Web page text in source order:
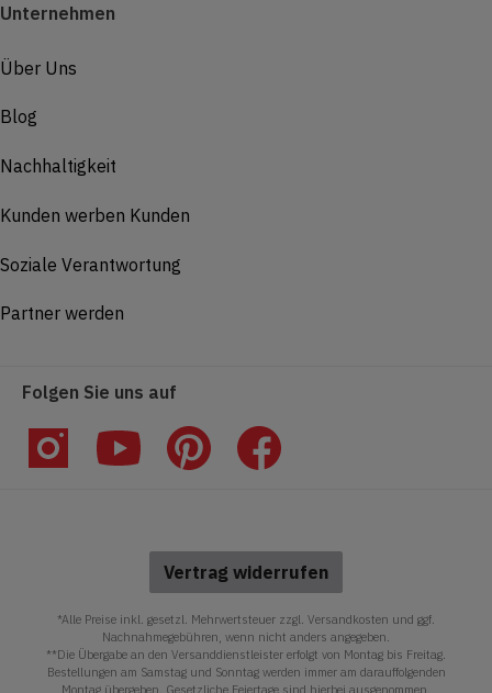
Unternehmen
Über Uns
Blog
Nachhaltigkeit
Kunden werben Kunden
Soziale Verantwortung
Partner werden
Folgen Sie uns auf
Vertrag widerrufen
*Alle Preise inkl. gesetzl. Mehrwertsteuer zzgl. Versandkosten und ggf.
Nachnahmegebühren, wenn nicht anders angegeben.
**Die Übergabe an den Versanddienstleister erfolgt von Montag bis Freitag.
Bestellungen am Samstag und Sonntag werden immer am darauffolgenden
Montag übergeben. Gesetzliche Feiertage sind hierbei ausgenommen.